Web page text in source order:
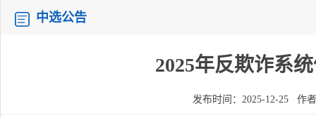
中选公告
2025年反欺诈系
发布时间：2025-12-25 作